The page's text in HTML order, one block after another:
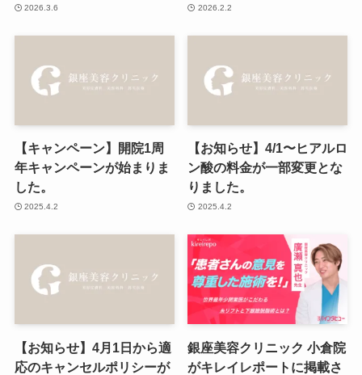
2026.3.6 2026.2.2
【キャンペーン】開院1周
年キャンペーンが始まりま
した。
2025.4.2
【お知らせ】4/1〜ヒアルロ
ン酸の料金が一部変更とな
りました。
2025.4.2
【お知らせ】4月1日から適
応のキャンセルポリシーが
銀座美容クリニック 小倉院
がキレイレポートに掲載さ